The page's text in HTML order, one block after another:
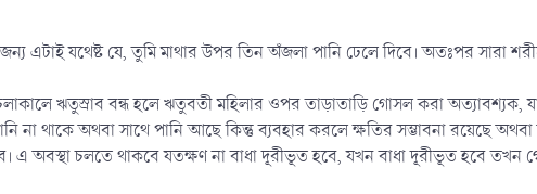
এটাই যথেষ্ট যে, তুমি মাথার উপর তিন অঁজলা পানি ঢেলে দিবে। অতঃপর সারা
ঋতুস্রাব বন্ধ হলে ঋতুবতী মহিলার ওপর তাড়াতাড়ি গোসল করা অত্যাবশ্যক,
না থাকে অথবা সাথে পানি আছে কিন্তু ব্যবহার করলে ক্ষতির সম্ভাবনা রয়েছে
এ অবস্থা চলতে থাকবে যতক্ষণ না বাধা দূরীভূত হবে, যখন বাধা দূরীভূত হবে তখন